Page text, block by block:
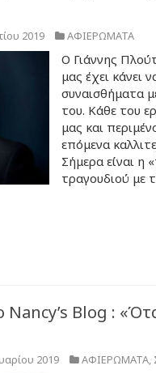
2019 ΑΦΙΕΡΩΜΑΤΑ
Ο Γιάννης
μας έχει κάνει
συναισθήματα
του. Κάθε του
μας και
επόμενα
Σήμερα είναι η
τραγουδιού με
Blog :
2019 ΑΦΙΕΡΩΜΑΤΑ,